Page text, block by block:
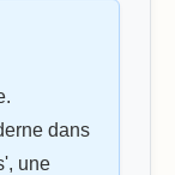
dans
une